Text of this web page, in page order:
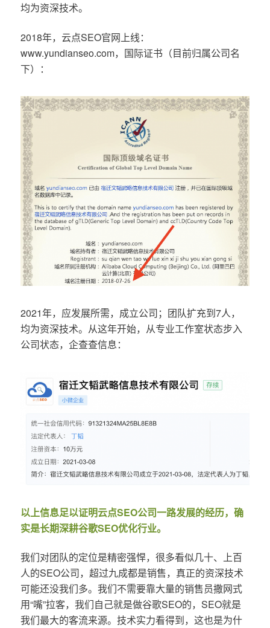
均为资深技术。
2018年，云点SEO官网上线：
www.yundianseo.com，国际证书（目前归属公司名
下）：
2021年，应发展所需，成立公司；团队扩充到7人，
均为资深技术。从这年开始，从专业工作室状态步入
公司状态，企查查信息：
以上信息足以证明云点SEO公司一路发展的经历，确
实是长期深耕谷歌SEO优化行业。
我们对团队的定位是精密强悍，很多看似几十、上百
人的SEO公司，超过九成都是销售，真正的资深技术
可能还没我们多。我们不需要靠大量的销售员撒网式
用“嘴”拉客，我们自己就是做谷歌SEO的，SEO就是
我们最大的客流来源。技术实力看得到，这也是为什